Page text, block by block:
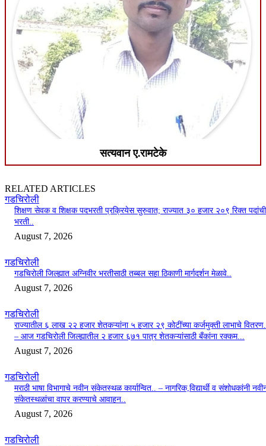
सत्यवान ए.रामटेके
RELATED ARTICLES
गडचिरोली
शिक्षण सेवक व शिक्षक पदभरती प्रक्रियेस सुरुवात; राज्यात ३० हजार २०९ रिक्त पदांची
भरती..
August 7, 2026
गडचिरोली
गडचिरोली जिल्ह्यात अग्निवीर भरतीसाठी तब्बल सहा ठिकाणी मार्गदर्शन मेळावे..
August 7, 2026
गडचिरोली
राज्यातील ६ लाख २२ हजार शेतकऱ्यांना ५ हजार २९ कोटींच्या कर्जमुक्ती लाभाचे
– आज गडचिरोली जिल्ह्यातील २ हजार ६७१ पात्र शेतकऱ्यांसाठी बँकांना रक्कम...
August 7, 2026
गडचिरोली
मराठी भाषा विभागाचे नवीन संकेतस्थळ कार्यान्वित.. – नागरिक,विद्यार्थी व संशोधकांनी
संकेतस्थळांचा वापर करण्याचे आवाहन..
August 7, 2026
गडचिरोली